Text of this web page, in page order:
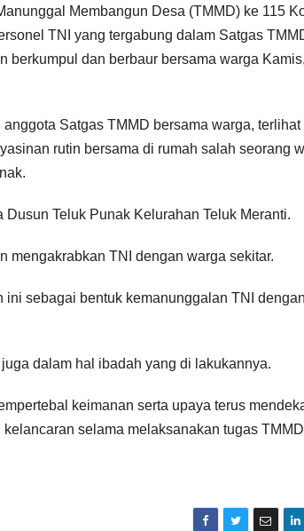
Membangun Desa (TMMD) ke 115
TNI yang tergabung dalam Satgas
berkumpul dan berbaur bersama warga
anggota Satgas TMMD bersama warga, terlihat
rutin bersama di rumah salah seorang
Teluk Punak Kelurahan Teluk Meranti.
mengakrabkan TNI dengan warga sekitar.
sebagai bentuk kemanunggalan TNI
dalam hal ibadah yang di lakukannya.
keimanan serta upaya terus
selama melaksanakan tugas